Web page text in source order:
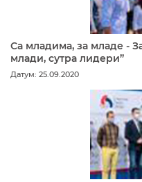
Са младима, за младе -
млади, сутра лидери”
Датум: 25.09.2020